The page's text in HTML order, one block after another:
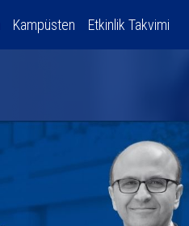
Kampüsten Etkinlik Takvimi